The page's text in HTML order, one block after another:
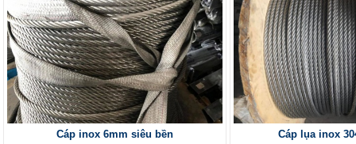
Cáp inox 6mm siêu bền
Cáp lụa inox